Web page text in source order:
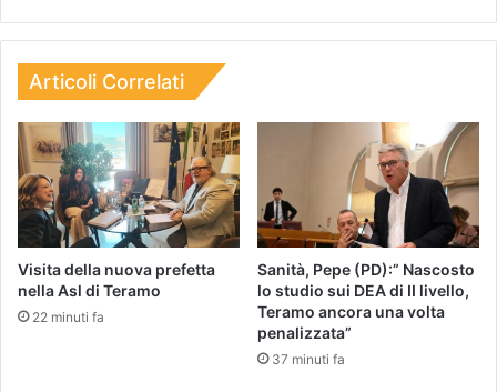
Articoli Correlati
Visita della nuova prefetta
nella Asl di Teramo
22 minuti fa
Sanità, Pepe (PD):” Nascosto
lo studio sui DEA di II livello,
Teramo ancora una volta
penalizzata”
37 minuti fa